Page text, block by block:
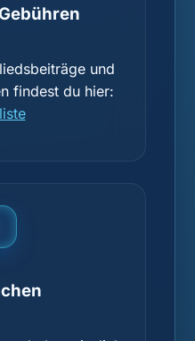
und
findest du hier: